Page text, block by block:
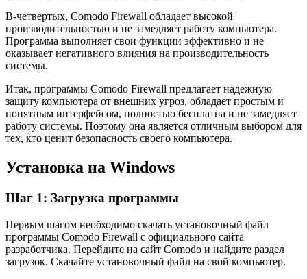
В-четвертых, Comodo Firewall обладает высокой
производительностью и не замедляет работу компьютера.
Программа выполняет свои функции эффективно и не
оказывает негативного влияния на производительность
системы.
Итак, программы Comodo Firewall предлагает надежную
защиту компьютера от внешних угроз, обладает простым и
понятным интерфейсом, полностью бесплатна и не замедляет
работу системы. Поэтому она является отличным выбором для
тех, кто ценит безопасность своего компьютера.
Установка на Windows
Шаг 1: Загрузка программы
Первым шагом необходимо скачать установочный файл
программы Comodo Firewall с официального сайта
разработчика. Перейдите на сайт Comodo и найдите раздел
загрузок. Скачайте установочный файл на свой компьютер.